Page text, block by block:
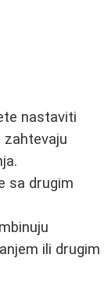
nastaviti
zahtevaju
sa drugim
ili drugim